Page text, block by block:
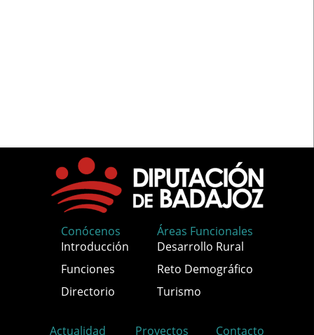
Conócenos
Introducción
Funciones
Directorio
Áreas Funcionales
Desarrollo Rural
Reto Demográfico
Turismo
Actualidad Proyectos Contacto